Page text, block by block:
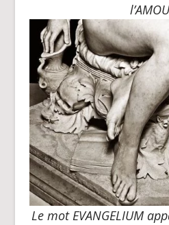
Le mot EVANGELIUM